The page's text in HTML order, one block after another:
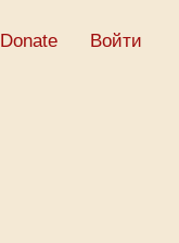
Donate Войти